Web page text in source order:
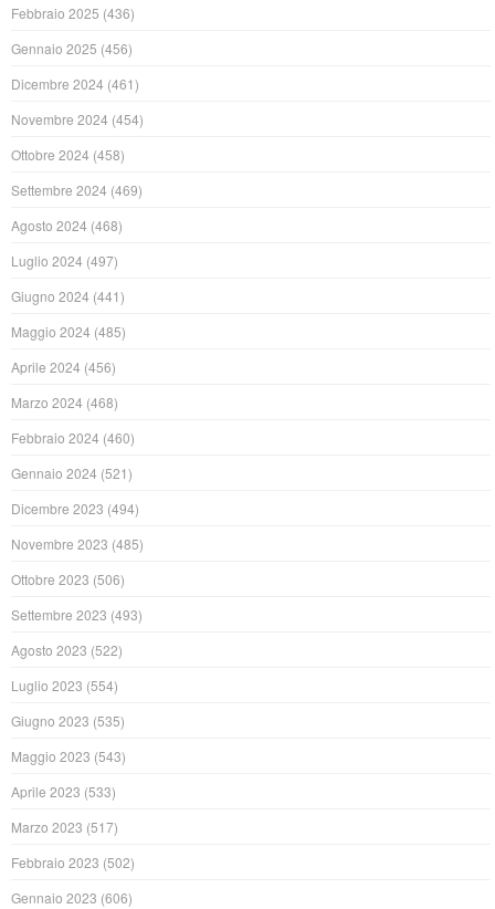
Febbraio 2025 (436)
Gennaio 2025 (456)
Dicembre 2024 (461)
Novembre 2024 (454)
Ottobre 2024 (458)
Settembre 2024 (469)
Agosto 2024 (468)
Luglio 2024 (497)
Giugno 2024 (441)
Maggio 2024 (485)
Aprile 2024 (456)
Marzo 2024 (468)
Febbraio 2024 (460)
Gennaio 2024 (521)
Dicembre 2023 (494)
Novembre 2023 (485)
Ottobre 2023 (506)
Settembre 2023 (493)
Agosto 2023 (522)
Luglio 2023 (554)
Giugno 2023 (535)
Maggio 2023 (543)
Aprile 2023 (533)
Marzo 2023 (517)
Febbraio 2023 (502)
Gennaio 2023 (606)